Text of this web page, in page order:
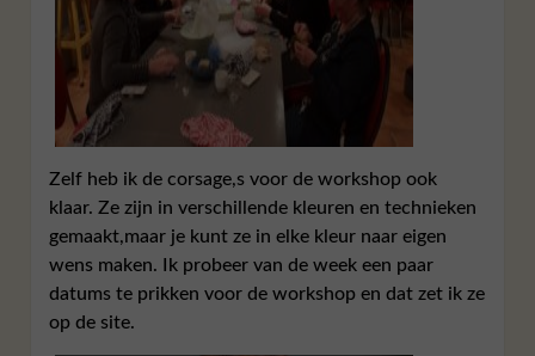
Zelf heb ik de corsage,s voor de workshop ook
klaar. Ze zijn in verschillende kleuren en technieken
gemaakt,maar je kunt ze in elke kleur naar eigen
wens maken. Ik probeer van de week een paar
datums te prikken voor de workshop en dat zet ik ze
op de site.